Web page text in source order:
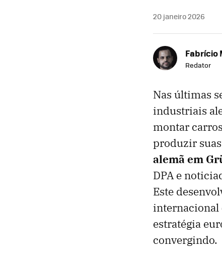
20 janeiro 2026
Fabrício
Redator
Nas últimas
industriais
montar
produzir
alemã em
DPA e
Este
internacional
estratégia
convergindo.